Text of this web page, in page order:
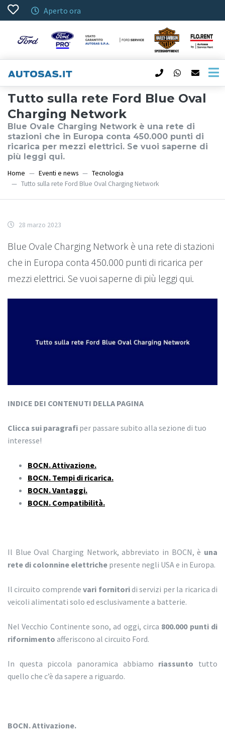
Aperto ora
Tutto sulla rete Ford Blue Oval
Charging Network
Blue Ovale Charging Network è una rete di
stazioni che in Europa conta 450.000 punti di
ricarica per mezzi elettrici. Se vuoi saperne di
più leggi qui.
Home Eventi e news
Tecnologia
Tutto sulla rete Ford Blue Oval Charging Network
28 marzo 2023
Blue Ovale Charging Network è una rete di stazioni
che in Europa conta 450.000 punti di ricarica per
mezzi elettrici. Se vuoi saperne di più leggi qui.
INDICE DEI CONTENUTI DELLA PAGINA
Clicca sui paragrafi per passare subito alla sezione di tuo
interesse!
BOCN. Attivazione.
BOCN. Tempi di ricarica.
BOCN. Vantaggi.
BOCN. Compatibilità.
Il Blue Oval Charging Network, abbreviato in BOCN, è una
rete di colonnine elettriche presente negli USA e in Europa.
Il circuito comprendevari fornitoridi servizi per la ricarica di
veicoli alimentati solo ed esclusivamente a batterie.
Nel Vecchio Continente sono, ad oggi, circa 800.000 punti di
rifornimento afferiscono al circuito Ford.
In questa piccola panoramica abbiamo riassunto tutto
quello che c’è da sapere a riguardo.
BOCN. Attivazione.